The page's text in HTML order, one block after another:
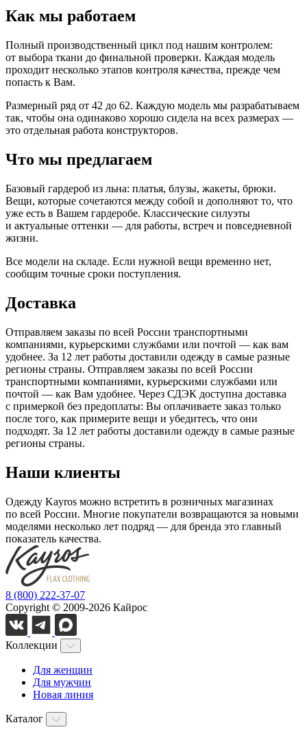
Как мы работаем
Полный производственный цикл под нашим контролем:
от выбора ткани до финальной проверки. Каждая модель
проходит несколько этапов контроля качества, прежде чем
попасть к Вам.
Размерный ряд от 42 до 62. Каждую модель мы разрабатываем
так, чтобы она одинаково хорошо сидела на всех размерах —
это отдельная работа конструкторов.
Что мы предлагаем
Базовый гардероб из льна: платья, блузы, жакеты, брюки.
Вещи, которые сочетаются между собой и дополняют то, что
уже есть в Вашем гардеробе. Классические силуэты
и актуальные оттенки — для работы, встреч и повседневной
жизни.
Все модели на складе. Если нужной вещи временно нет,
сообщим точные сроки поступления.
Доставка
Отправляем заказы по всей России транспортными
компаниями, курьерскими службами или почтой — как вам
удобнее. За 12 лет работы доставили одежду в самые разные
регионы страны. Отправляем заказы по всей России
транспортными компаниями, курьерскими службами или
почтой — как Вам удобнее. Через СДЭК доступна доставка
с примеркой без предоплаты: Вы оплачиваете заказ только
после того, как примерите вещи и убедитесь, что они
подходят. За 12 лет работы доставили одежду в самые разные
регионы страны.
Наши клиенты
Одежду Kayros можно встретить в розничных магазинах
по всей России. Многие покупатели возвращаются за новыми
моделями несколько лет подряд — для бренда это главный
показатель качества.
8 (800) 222-37-07
Copyright © 2009-2026 Кайрос
Коллекции
Для женщин
Для мужчин
Новая линия
Каталог